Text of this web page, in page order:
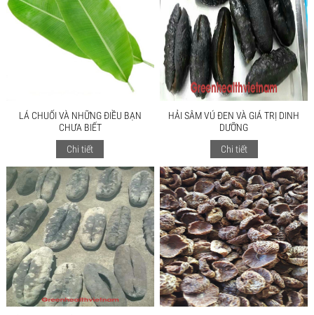
LÁ CHUỐI VÀ NHỮNG ĐIỀU BẠN
CHƯA BIẾT
Chi tiết
HẢI SÂM VÚ ĐEN VÀ GIÁ TRỊ DINH
DƯỠNG
Chi tiết